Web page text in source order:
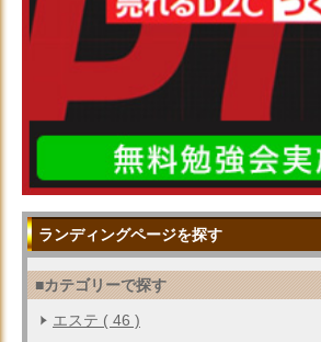
ランディングページを探す
■カテゴリーで探す
エステ ( 46 )